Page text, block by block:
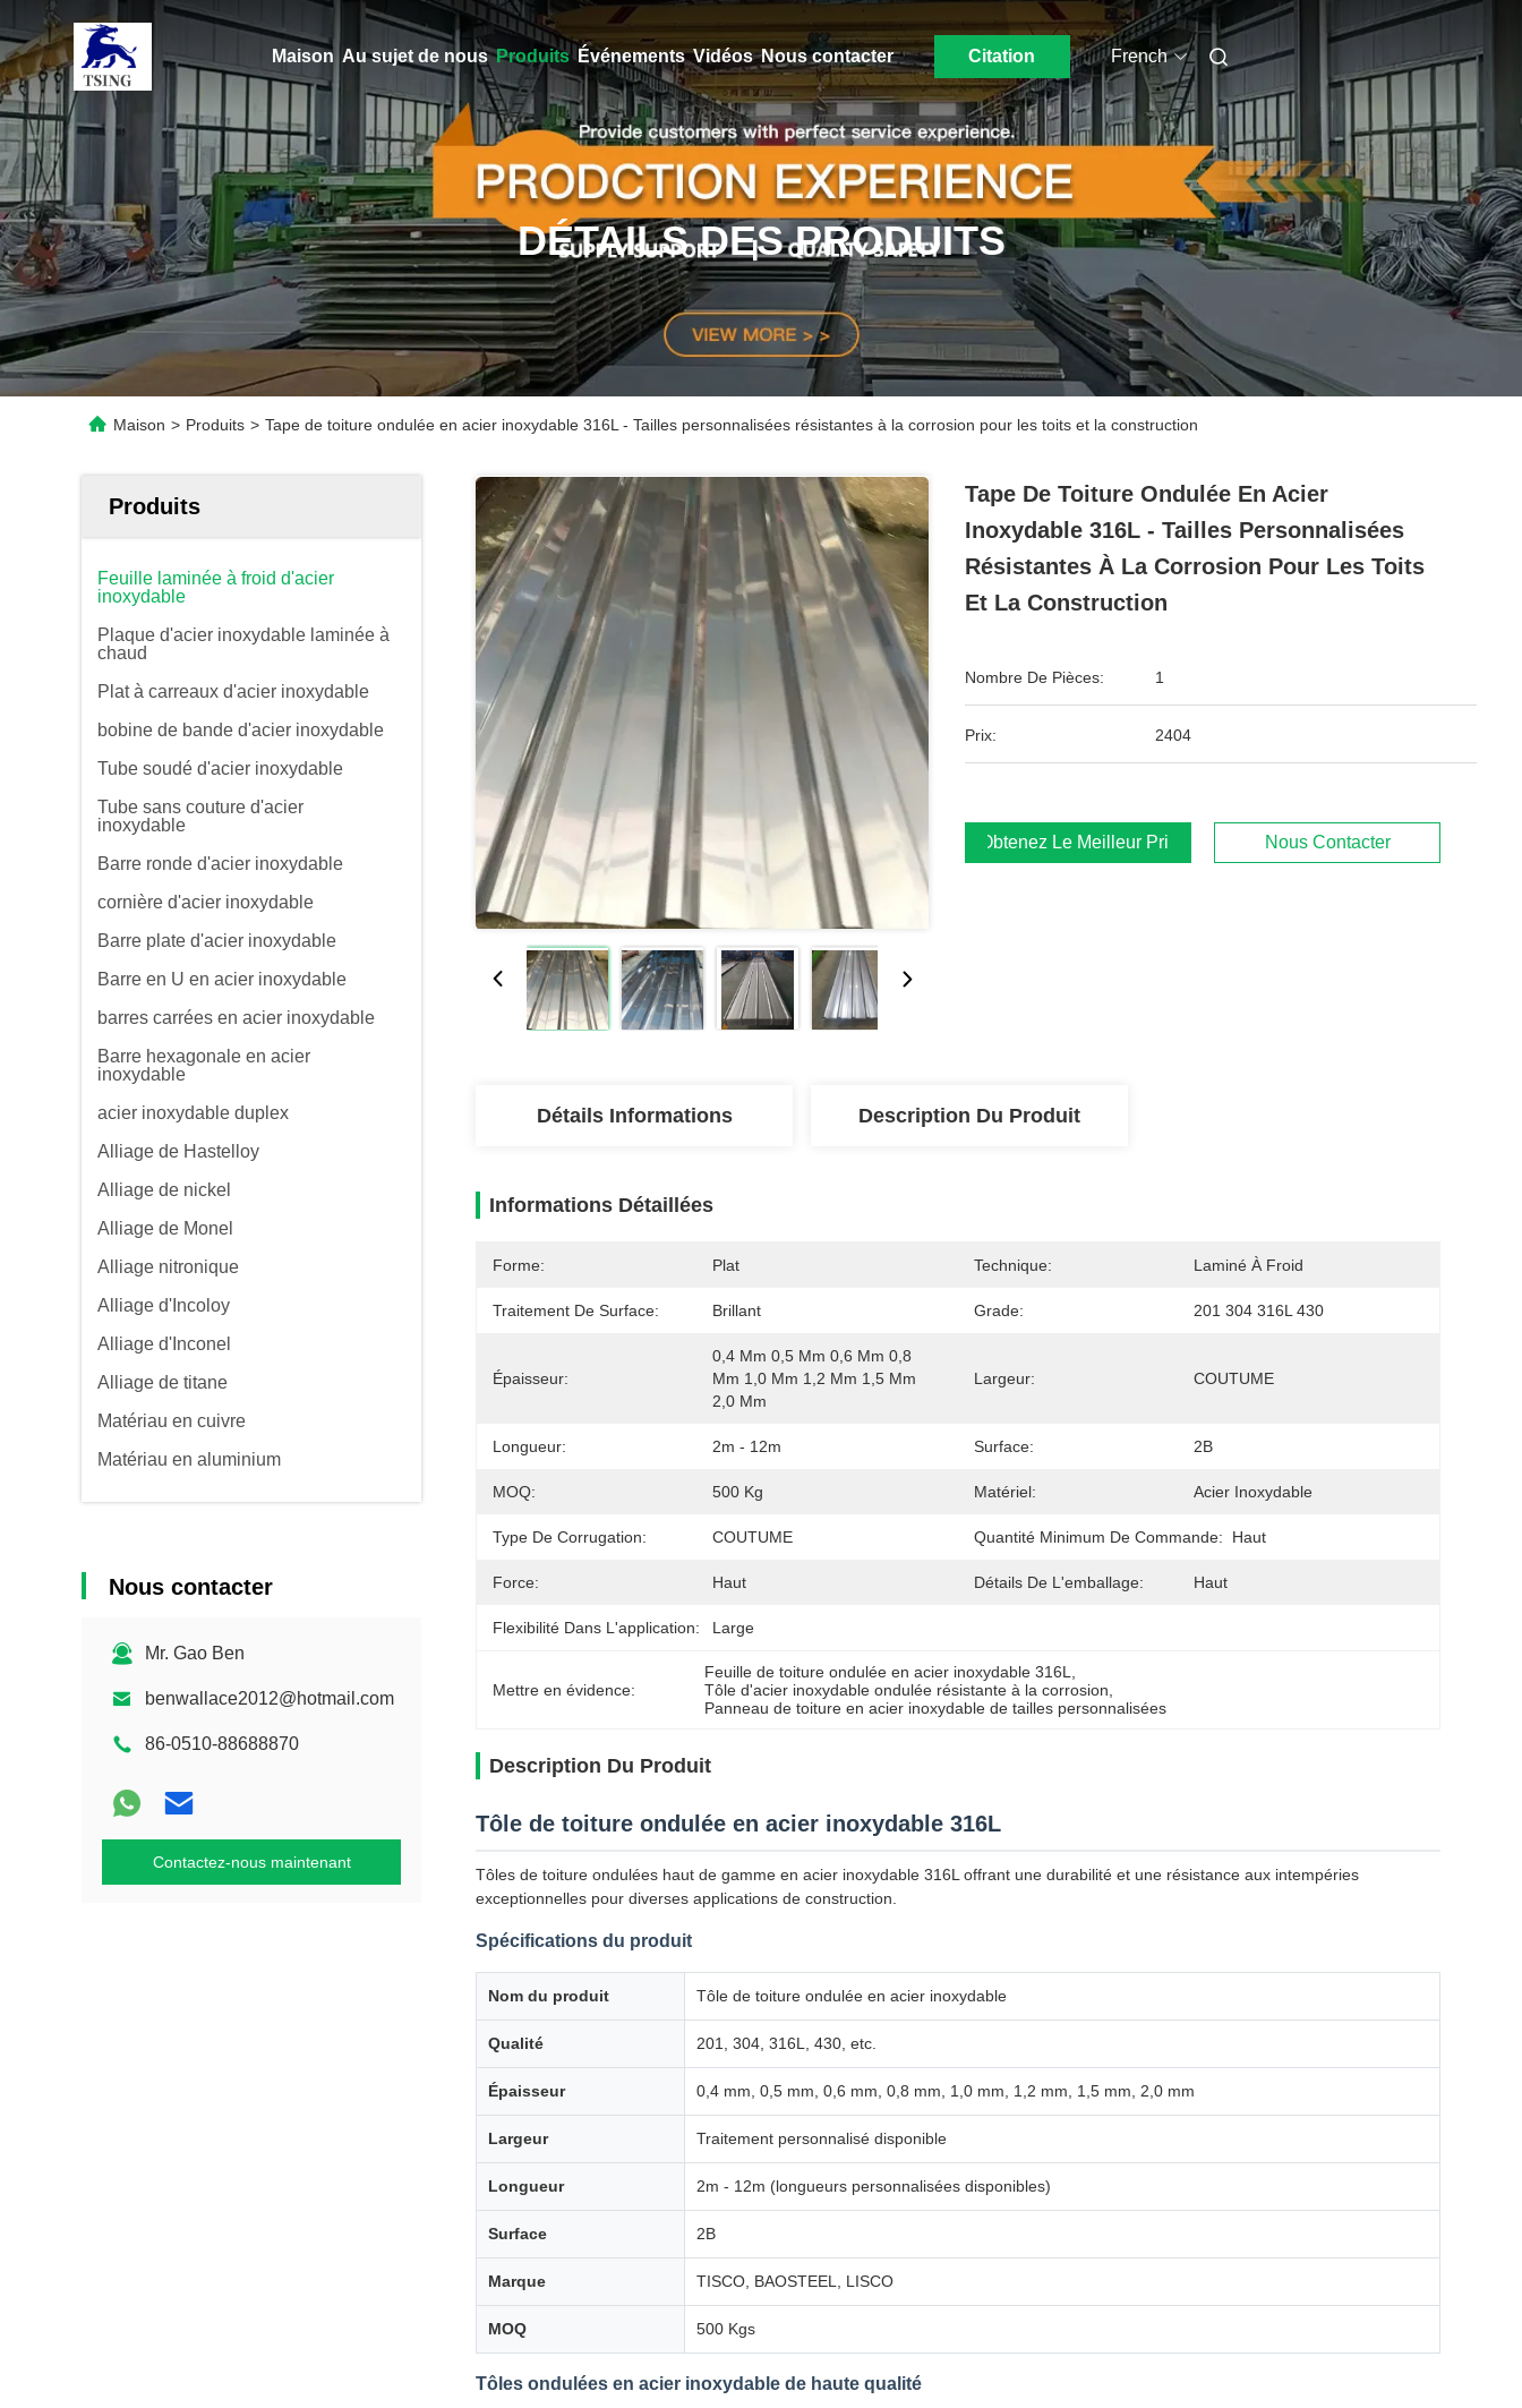
Maison Au sujet de nous Produits Événements Vidéos Nous contacter Citation French
DÉTAILS DES PRODUITS
Maison > Produits > Tape de toiture ondulée en acier inoxydable 316L - Tailles personnalisées résistantes à la corrosion pour les toits et la construction
Produits
Feuille laminée à froid d'acier
inoxydable
Plaque d'acier inoxydable laminée à
chaud
Plat à carreaux d'acier inoxydable
bobine de bande d'acier inoxydable
Tube soudé d'acier inoxydable
Tube sans couture d'acier
inoxydable
Barre ronde d'acier inoxydable
cornière d'acier inoxydable
Barre plate d'acier inoxydable
Barre en U en acier inoxydable
barres carrées en acier inoxydable
Barre hexagonale en acier
inoxydable
acier inoxydable duplex
Alliage de Hastelloy
Alliage de nickel
Alliage de Monel
Alliage nitronique
Alliage d'Incoloy
Alliage d'Inconel
Alliage de titane
Matériau en cuivre
Matériau en aluminium
Nous contacter
Mr. Gao Ben
benwallace2012@hotmail.com
86-0510-88688870
Contactez-nous maintenant
Tape De Toiture Ondulée En Acier
Inoxydable 316L - Tailles Personnalisées
Résistantes À La Corrosion Pour Les Toits
Et La Construction
Nombre De Pièces: 1
Prix: 2404
Obtenez Le Meilleur Prix Nous Contacter
Détails Informations Description Du Produit
Informations Détaillées
Forme: Plat Technique: Laminé À Froid
Traitement De Surface: Brillant Grade: 201 304 316L 430
Épaisseur:
0,4 Mm 0,5 Mm 0,6 Mm 0,8
Mm 1,0 Mm 1,2 Mm 1,5 Mm
2,0 Mm
Largeur: COUTUME
Longueur: 2m - 12m Surface: 2B
MOQ: 500 Kg Matériel: Acier Inoxydable
Type De Corrugation: COUTUME Quantité Minimum De Commande: Haut
Force: Haut Détails De L'emballage: Haut
Flexibilité Dans L'application: Large
Mettre en évidence:
Feuille de toiture ondulée en acier inoxydable 316L
Tôle d'acier inoxydable ondulée résistante à la corrosion
Panneau de toiture en acier inoxydable de tailles personnalisées
Description Du Produit
Tôle de toiture ondulée en acier inoxydable 316L
Tôles de toiture ondulées haut de gamme en acier inoxydable 316L offrant une durabilité et une résistance aux intempéries
exceptionnelles pour diverses applications de construction.
Spécifications du produit
Nom du produit Tôle de toiture ondulée en acier inoxydable
Qualité 201, 304, 316L, 430, etc.
Épaisseur 0,4 mm, 0,5 mm, 0,6 mm, 0,8 mm, 1,0 mm, 1,2 mm, 1,5 mm, 2,0 mm
Largeur Traitement personnalisé disponible
Longueur 2m - 12m (longueurs personnalisées disponibles)
Surface 2B
Marque TISCO, BAOSTEEL, LISCO
MOQ 500 Kgs
Tôles ondulées en acier inoxydable de haute qualité